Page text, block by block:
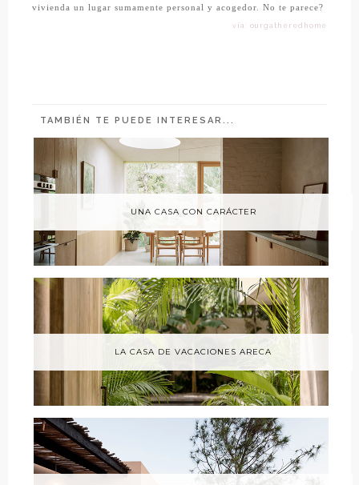
vivienda un lugar sumamente personal y acogedor. No te parece?
vía: ourgatheredhome
TAMBIÉN TE PUEDE INTERESAR...
UNA CASA CON CARÁCTER
LA CASA DE VACACIONES ARECA